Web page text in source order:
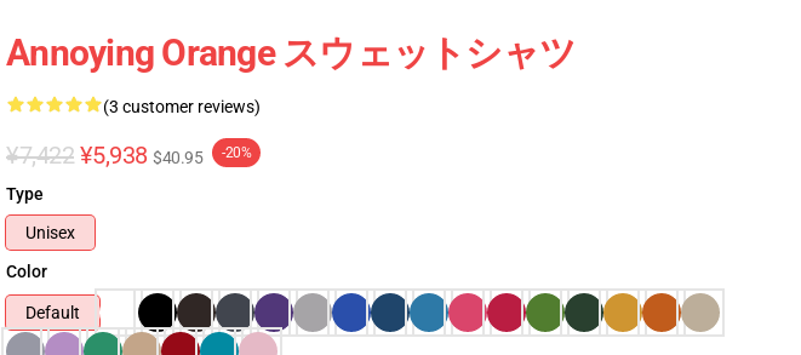
Annoying Orange スウェットシャツ
(3 customer reviews)
¥7,422 ¥5,938 $40.95 -20%
Type
Unisex
Color
Default